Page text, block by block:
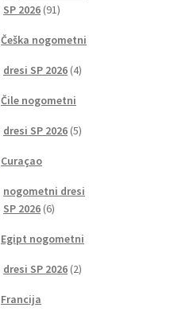
SP 2026 9191
Češka nogometni
dresi SP 2026 44
Čile nogometni
dresi SP 2026 55
Curaçao
nogometni dresi
SP 2026 66
Egipt nogometni
dresi SP 2026 22
Francija